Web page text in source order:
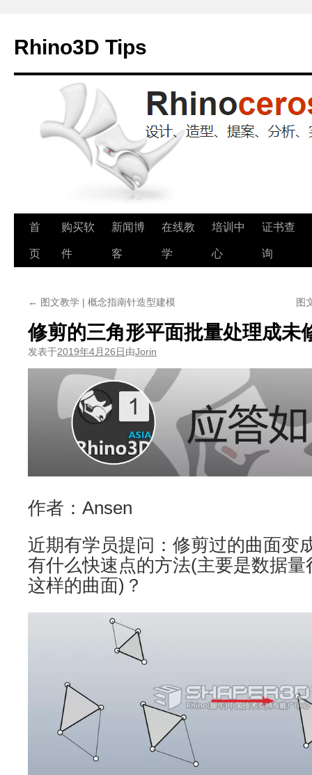
Rhino3D Tips
跳
至
首
页
购买软
件
新闻博
客
在线教
学
培训中
心
证书查
询
← 图文教学 | 概念指南针造型建模 图
修剪的三角形平面批量处理成未
发表于2019年4月26日由Jorin
作者：Ansen
近期有学员提问：修剪过的曲面变
有什么快速点的方法(主要是数据
这样的曲面)？